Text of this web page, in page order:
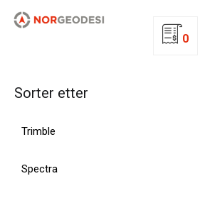
0
Sorter etter
Trimble
Spectra